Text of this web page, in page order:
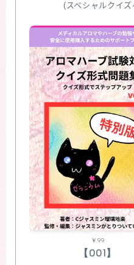
(スペシャルクイ
￥99
【001】